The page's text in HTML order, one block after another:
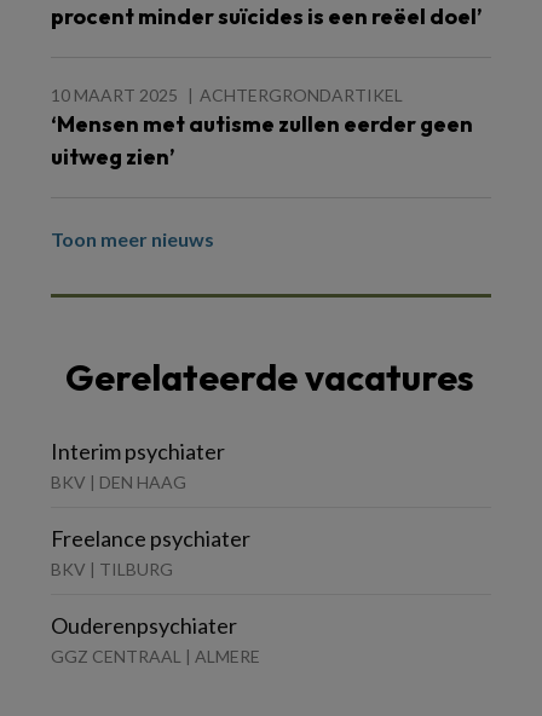
procent minder suïcides is een reëel doel’
10 MAART 2025 ACHTERGRONDARTIKEL
‘Mensen met autisme zullen eerder geen
uitweg zien’
Toon meer nieuws
Gerelateerde vacatures
Interim psychiater
BKV | DEN HAAG
Freelance psychiater
BKV | TILBURG
Ouderenpsychiater
GGZ CENTRAAL | ALMERE